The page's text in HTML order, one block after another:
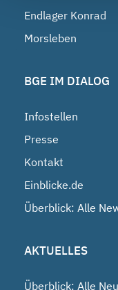
Endlager Konrad
Morsleben
BGE IM DIALOG
Infostellen
Presse
Kontakt
Einblicke.de
Überblick: Alle
AKTUELLES
Überblick: Alle